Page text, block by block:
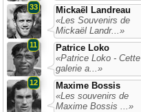
33
Mickaël Landreau
«Les Souvenirs de
Mickaël Landr...»
11
Patrice Loko
«Patrice Loko - Cette
galerie a...»
12
Maxime Bossis
«Les souvenirs de
Maxime Bossis ...»